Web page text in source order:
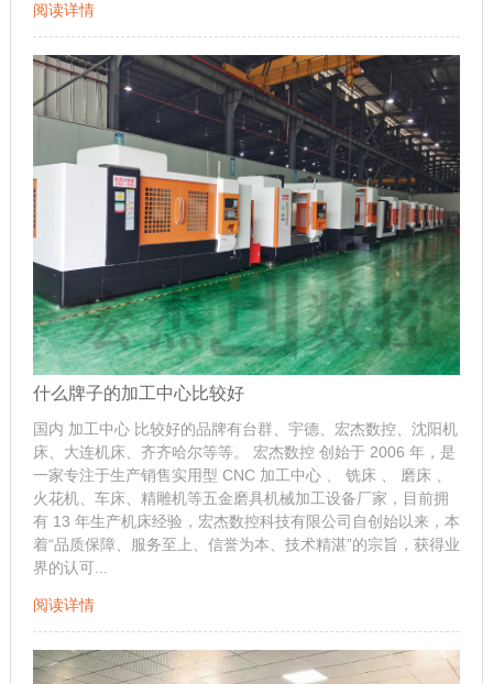
阅读详情
什么牌子的加工中心比较好
国内 加工中心 比较好的品牌有台群、宇德、宏杰数控、沈阳机
床、大连机床、齐齐哈尔等等。 宏杰数控 创始于 2006 年，是
一家专注于生产销售实用型 CNC 加工中心 、 铣床 、 磨床 、
火花机、车床、精雕机等五金磨具机械加工设备厂家，目前拥
有 13 年生产机床经验，宏杰数控科技有限公司自创始以来，本
着“品质保障、服务至上、信誉为本、技术精湛”的宗旨，获得业
界的认可...
阅读详情